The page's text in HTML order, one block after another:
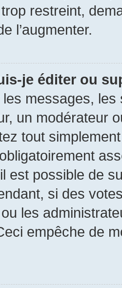
restreint,
l’augmenter.
je éditer ou
messages,
un modérateur
tout
est possible de
si des
les
empêche de